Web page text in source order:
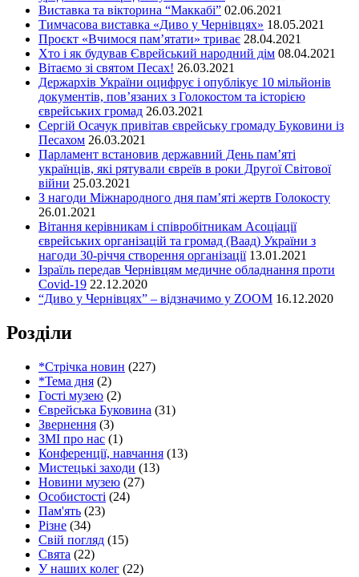
Виставка та вікторина “Маккабі” 02.06.2021
Тимчасова виставка «Диво у Чернівцях» 18.05.2021
Проєкт «Вчимося пам’ятати» триває 28.04.2021
Хто і як будував Єврейський народний дім 08.04.2021
Вітаємо зі святом Песах! 26.03.2021
Держархів України оцифрує і опублікує 10 мільйонів
документів, пов’язаних з Голокостом та історією
єврейських громад 26.03.2021
Сергій Осачук привітав єврейську громаду Буковини із
Песахом 26.03.2021
Парламент встановив державний День пам’яті
українців, які рятували євреїв в роки Другої Світової
війни 25.03.2021
З нагоди Міжнародного дня пам’яті жертв Голокосту
26.01.2021
Вітання керівникам і співробітникам Асоціації
єврейських організацій та громад (Ваад) України з
нагоди 30-річчя створення організації 13.01.2021
Ізраїль передав Чернівцям медичне обладнання проти
Covid-19 22.12.2020
“Диво у Чернівцях” – відзначимо у ZOOM 16.12.2020
Розділи
*Стрічка новин (227)
*Тема дня (2)
Гості музею (2)
Єврейська Буковина (31)
Звернення (3)
ЗМІ про нас (1)
Конференції, навчання (13)
Мистецькі заходи (13)
Новини музею (27)
Особистості (24)
Пам'ять (23)
Різне (34)
Свій погляд (15)
Свята (22)
У наших колег (22)